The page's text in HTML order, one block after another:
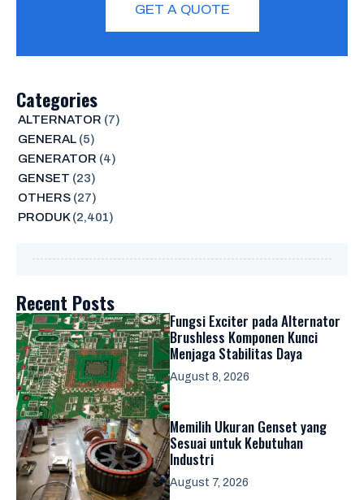
GET A QUOTE
Categories
ALTERNATOR (7)
GENERAL(5)
GENERATOR (4)
GENSET (23)
OTHERS(27)
PRODUK(2,401)
Recent Posts
Fungsi Exciter pada Alternator
Brushless Komponen Kunci
Menjaga Stabilitas Daya
August 8, 2026
Memilih Ukuran Genset yang
Sesuai untuk Kebutuhan
Industri
August 7, 2026